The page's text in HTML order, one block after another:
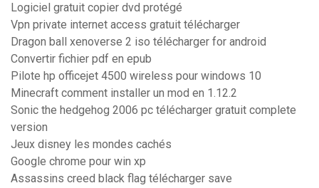
Logiciel gratuit copier dvd protégé
Vpn private internet access gratuit télécharger
Dragon ball xenoverse 2 iso télécharger for android
Convertir fichier pdf en epub
Pilote hp officejet 4500 wireless pour windows 10
Minecraft comment installer un mod en 1.12.2
Sonic the hedgehog 2006 pc télécharger gratuit complete
version
Jeux disney les mondes cachés
Google chrome pour win xp
Assassins creed black flag télécharger save